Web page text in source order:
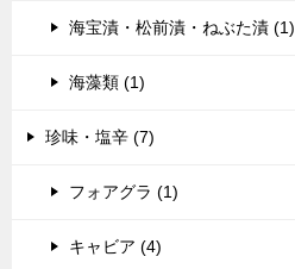
海宝漬・松前漬・ねぶた漬 (1)
海藻類 (1)
珍味・塩辛 (7)
フォアグラ (1)
キャビア (4)